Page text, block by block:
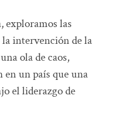
exploramos las
intervención de la
ola de caos,
un país que una
el liderazgo de